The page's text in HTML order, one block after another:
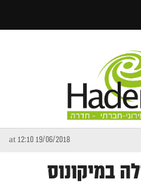
19/06/2018 at 12:10
במיקונוס